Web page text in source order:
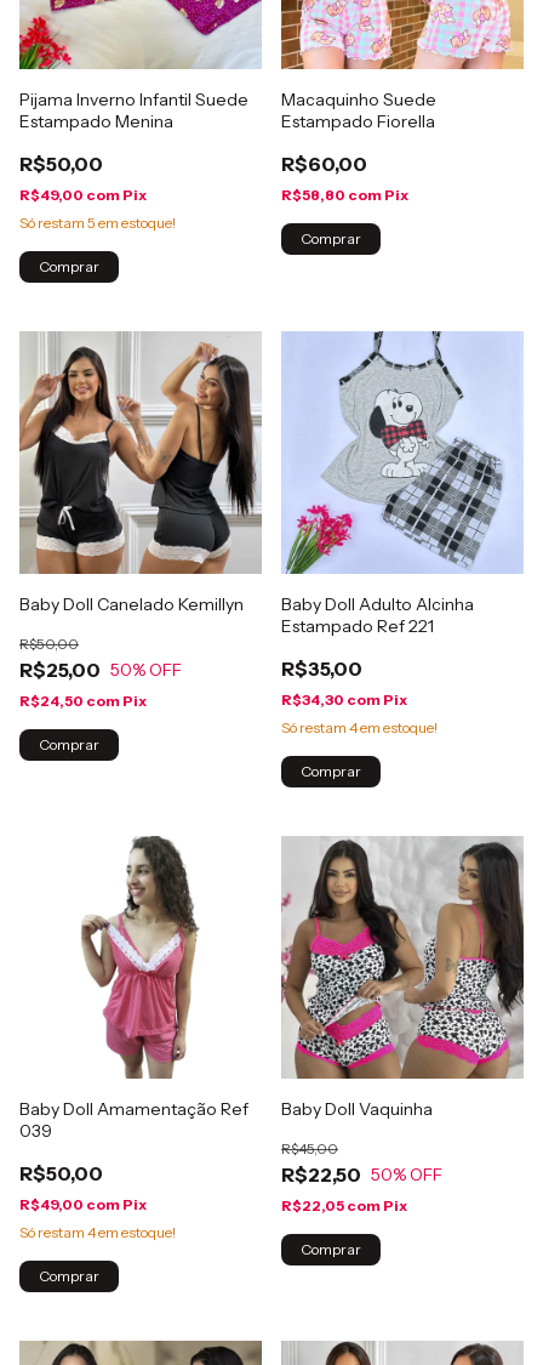
Pijama Inverno Infantil Suede
Estampado Menina
R$50,00
R$49,00 com Pix
Só restam 5 em estoque!
Comprar
Macaquinho Suede
Estampado Fiorella
R$60,00
R$58,80 com Pix
Comprar
Baby Doll Canelado Kemillyn
R$25,00
R$50,00
50% OFF
R$24,50 com Pix
Comprar
Baby Doll Adulto Alcinha
Estampado Ref 221
R$35,00
R$34,30 com Pix
Só restam 4em estoque!
Comprar
Baby Doll Amamentação Ref
039
R$50,00
R$49,00 com Pix
Só restam 4em estoque!
Comprar
Baby Doll Vaquinha
R$22,50
R$45,00
50% OFF
R$22,05 com Pix
Comprar